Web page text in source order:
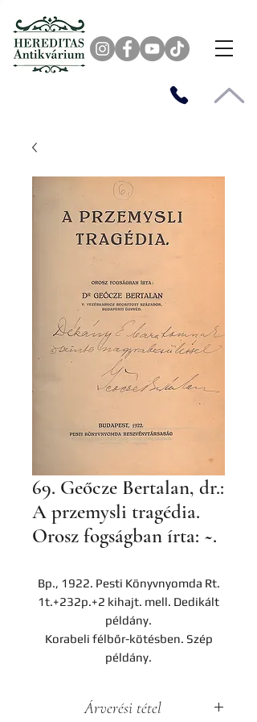
69. Geőcze Bertalan, dr.:
A przemysli tragédia.
Orosz fogságban írta: ~.
Bp., 1922. Pesti Könyvnyomda Rt.
1t.+232p.+2 kihajt. mell. Dedikált
példány.
Korabeli félbőr-kötésben. Szép
példány.
Árverési tétel